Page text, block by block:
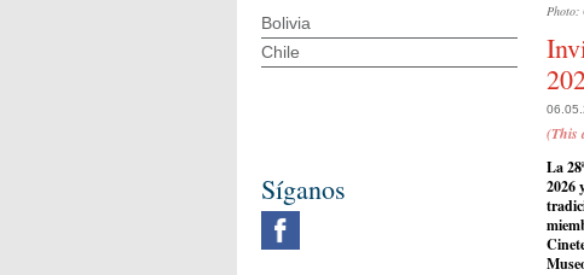
Photo:
(This
La
2026
Bolivia
Chile
Síganos